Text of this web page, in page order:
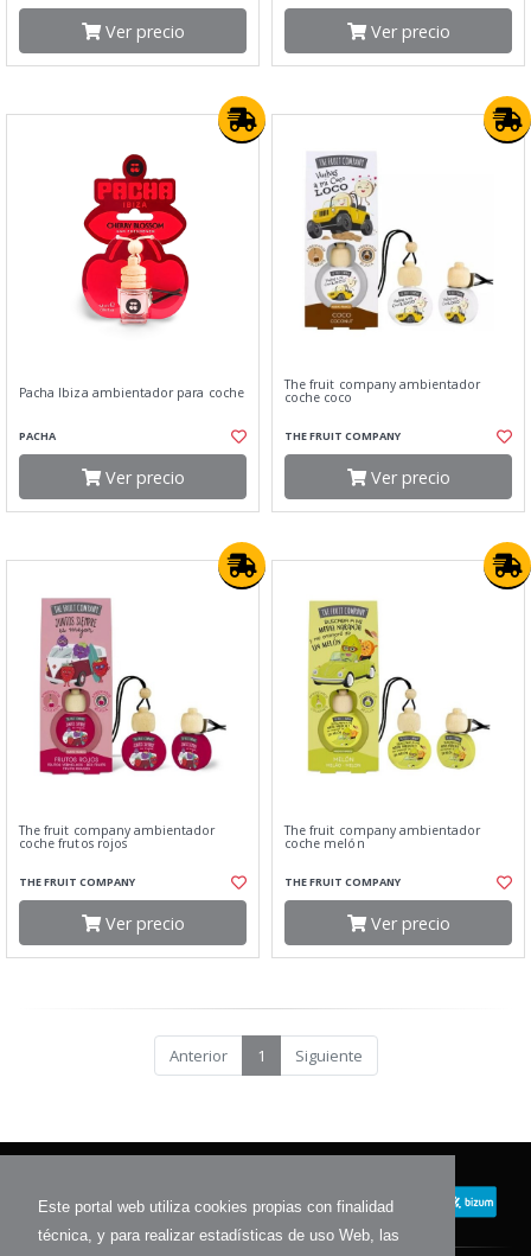
Este portal web utiliza cookies propias con finalidad
técnica, y para realizar estadísticas de uso Web, las
Ver precio Ver precio
Pacha Ibiza ambientador para coche
PACHA
Ver precio
The fruit company ambientador
coche coco
THE FRUIT COMPANY
Ver precio
The fruit company ambientador
coche frutos rojos
THE FRUIT COMPANY
Ver precio
The fruit company ambientador
coche melón
THE FRUIT COMPANY
Ver precio
Anterior 1 Siguiente